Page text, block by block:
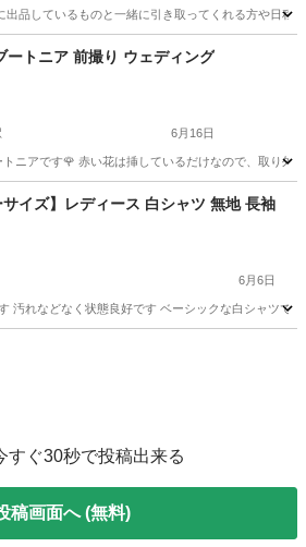
出品しているものと一緒に引き取ってくれる方や日程
園駅 アクセサリー
ートニア 前撮り ウェディング
6月16日
ニアです🌹 赤い花は挿しているだけなので、取り外
園駅 インテリア雑貨/小物
【フリーサイズ】レディース 白シャツ 無地 長袖
6月6日
汚れなどなく状態良好です ベーシックな白シャツで
すぐ30秒で投稿出来る
稿画面へ (無料)